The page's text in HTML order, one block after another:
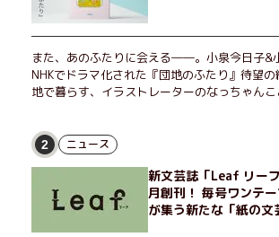
また、あのふたりに会える――。小泉今日子&
NHKでドラマ化された『団地のふたり』待望
地で暮らす、イラストレーターのなっちゃん
げたり、部屋でふたりだけの「台湾映画祭」を
独身、幼なじみの変わらぬ友情とささやかな幸
2 ニュース
新文芸誌「Leaf リー
月創刊！ 毎号ワンテ
が集う新たな「紙の文